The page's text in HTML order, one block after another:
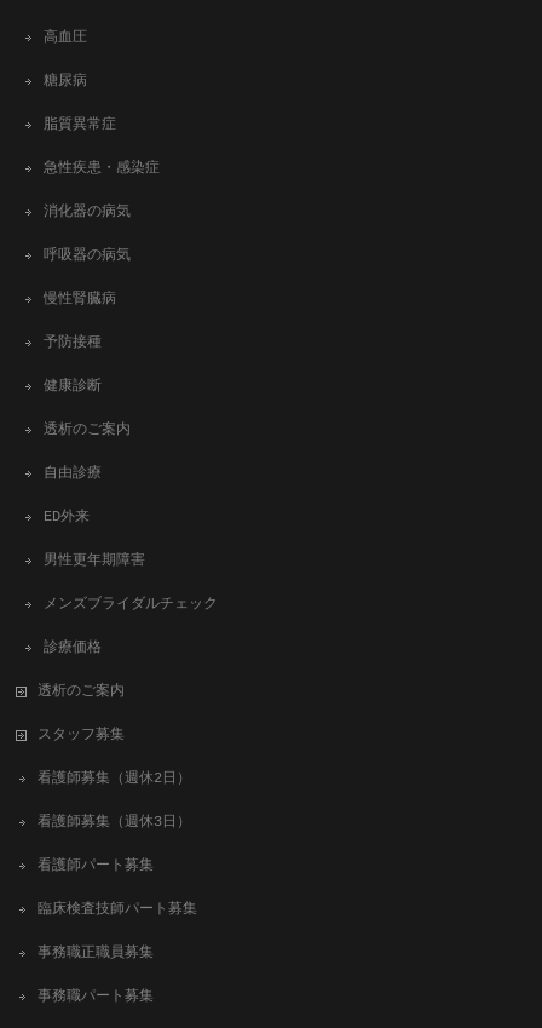
高血圧
糖尿病
脂質異常症
急性疾患・感染症
消化器の病気
呼吸器の病気
慢性腎臓病
予防接種
健康診断
透析のご案内
自由診療
ED外来
男性更年期障害
メンズブライダルチェック
診療価格
透析のご案内
スタッフ募集
看護師募集（週休2日）
看護師募集（週休3日）
看護師パート募集
臨床検査技師パート募集
事務職正職員募集
事務職パート募集